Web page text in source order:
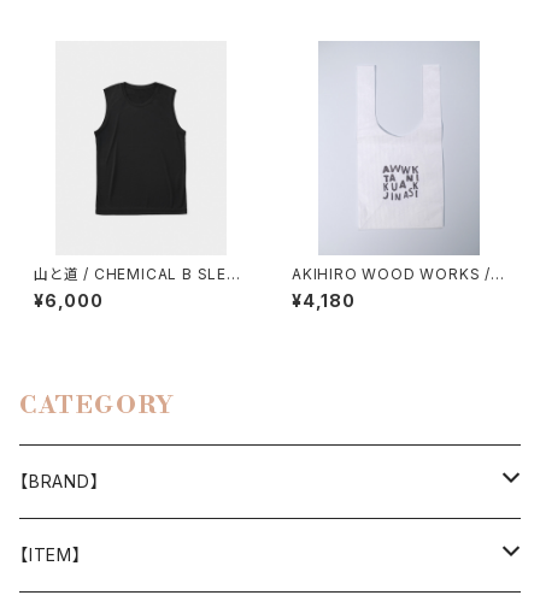
山と道 / CHEMICAL B SLEEV
ELESS（MEN）
¥6,000
AKIHIRO WOOD WORKS /
コンビニタイベック袋
¥4,180
CATEGORY
【BRAND】
山と道
【ITEM】